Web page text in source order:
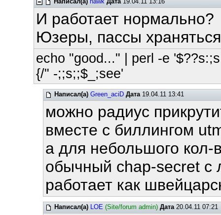
И работает нормально?
Юзеры, пассы
echo "good..." | perl -e
{/" -;;s;;$_;see'
Написал(а) Green_aciD Дата19.04.11 13:41
можно радиус
вместе с биллингом
а для небольшого кол-
обычный chap-secret с
работает как
Написал(а) LOE (Site/forum admin) Дата20.04.11 07:21